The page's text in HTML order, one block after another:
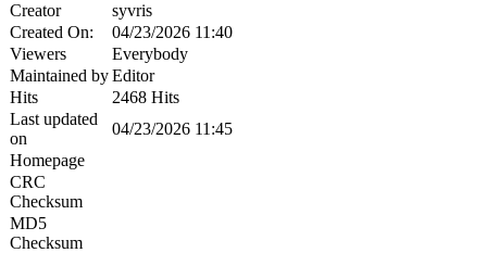
Creator
syvris
Created On:
04/23/2026 11:40
Viewers
Everybody
Maintained byEditor
Hits
2468 Hits
Last updated
on
04/23/2026 11:45
Homepage
CRC
Checksum
MD5
Checksum